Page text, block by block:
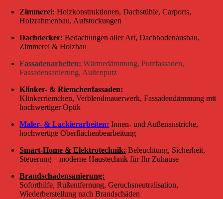
Zimmerei:Holzkonstruktionen, Dachstühle, Carports,
Holzrahmenbau, Aufstockungen
Dachdecker: Bedachungen aller Art, Dachbodenausbau,
Zimmerei & Holzbau
Fassadenarbeiten: Wärmedämmung, Putzfassaden,
Fassadensanierung, Außenputz
Klinker- & Riemchenfassaden:
Klinkerriemchen, Verblendmauerwerk, Fassadendämmung mit
hochwertiger Optik
Maler- & Lackierarbeiten: Innen- und Außenanstriche,
hochwertige Oberflächenbearbeitung
Smart-Home & Elektrotechnik: Beleuchtung, Sicherheit,
Steuerung – moderne Haustechnik für Ihr Zuhause
Brandschadensanierung:
Soforthilfe, Rußentfernung, Geruchsneutralisation,
Wiederherstellung nach Brandschäden